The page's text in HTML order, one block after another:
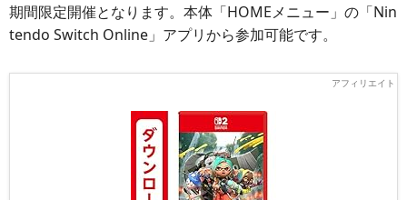
期間限定開催となります。本体「HOMEメニュー」の「Nin
tendo Switch Online」アプリから参加可能です。